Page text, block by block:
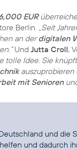
EUR
Berlin. „Seit
an derdigitalen
Und Jutta Croll,
tolle Idee. Sie
auszuprobieren
mit Senioren
und die
und dadurch